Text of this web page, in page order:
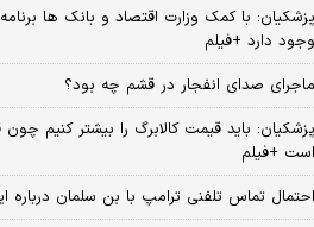
پزشکیان: با کمک وزارت اقتصاد و بانک ها
وجود دارد +فیلم
ماجرای صدای انفجار در قشم چه بود؟
پزشکیان: باید قیمت کالابرگ را بیشتر کنیم
است +فیلم
احتمال تماس تلفنی ترامپ با بن سلمان درباره